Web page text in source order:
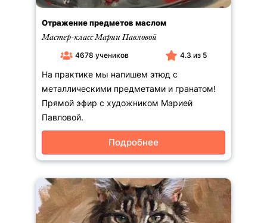
Отражение предметов маслом
Мастер-класс Марии Павловой
4678 учеников 4.3 из 5
На практике мы напишем этюд с
металлическими предметами и гранатом!
Прямой эфир с художником Марией
Павловой.
Подробнее